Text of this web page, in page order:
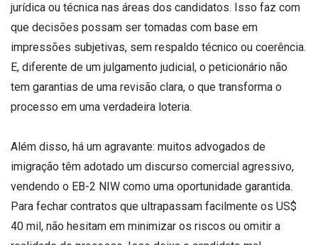
jurídica ou técnica nas áreas dos candidatos. Isso faz com
que decisões possam ser tomadas com base em
impressões subjetivas, sem respaldo técnico ou coerência.
E, diferente de um julgamento judicial, o peticionário não
tem garantias de uma revisão clara, o que transforma o
processo em uma verdadeira loteria.
Além disso, há um agravante: muitos advogados de
imigração têm adotado um discurso comercial agressivo,
vendendo o EB-2 NIW como uma oportunidade garantida.
Para fechar contratos que ultrapassam facilmente os US$
40 mil, não hesitam em minimizar os riscos ou omitir a